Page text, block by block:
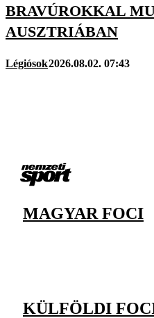
BRAVÚROKKAL
AUSZTRIÁBAN
Légiósok2026.08.02. 07:43
MAGYAR FOCI
KÜLFÖLDI